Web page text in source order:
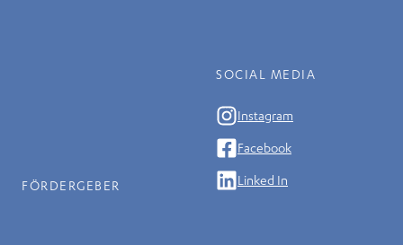
FÖRDERGEBER
SOCIAL MEDIA
Instagram
Facebook
Linked In